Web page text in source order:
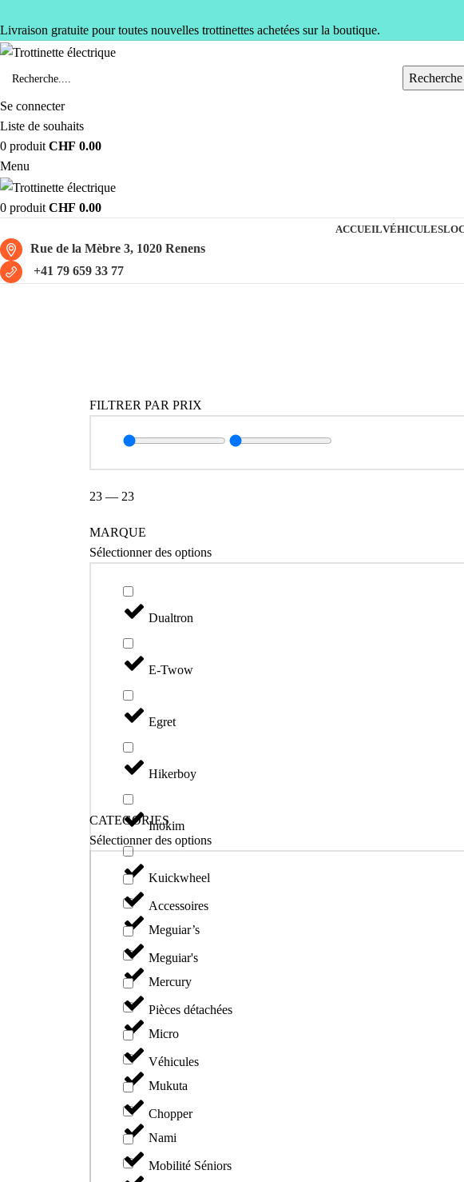
Livraison gratuite pour toutes nouvelles trottinettes achetées sur la boutique.
Recherche
Se connecter
Liste de souhaits
0 produit CHF 0.00
Menu
0 produit CHF 0.00
ACCUEILVÉHICULES
Rue de la Mèbre 3, 1020 Renens
+41 79 659 33 77
FILTRER PAR PRIX
23 — 23
MARQUE
Sélectionner des options
Dualtron
E-Twow
Egret
Hikerboy
Inokim
Kuickwheel
Meguiar’s
Mercury
Micro
Mukuta
Nami
CATEGORIES
Sélectionner des options
Accessoires
Meguiar's
Pièces détachées
Véhicules
Chopper
Mobilité Séniors